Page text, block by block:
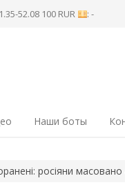
52.08 100 RUR : -
Наши боты
росіяни масовано